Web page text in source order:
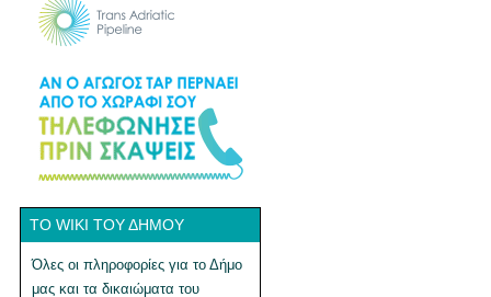
ΤΟ WIKI ΤΟΥ ΔΉΜΟΥ
Όλες οι πληροφορίες για το Δήμο
μας και τα δικαιώματα του